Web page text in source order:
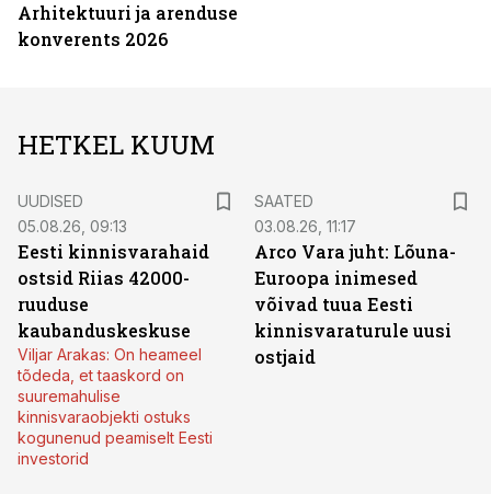
Arhitektuuri ja arenduse
konverents 2026
HETKEL KUUM
UUDISED
05.08.26, 09:13
Eesti kinnisvarahaid
ostsid Riias 42000-
ruuduse
kaubanduskeskuse
Viljar Arakas: On heameel
tõdeda, et taaskord on
suuremahulise
kinnisvaraobjekti ostuks
kogunenud peamiselt Eesti
investorid
SAATED
03.08.26, 11:17
Arco Vara juht: Lõuna-
Euroopa inimesed
võivad tuua Eesti
kinnisvaraturule uusi
ostjaid